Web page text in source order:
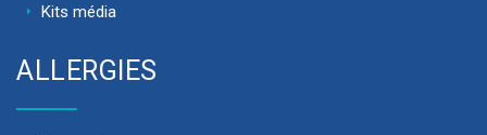
Kits média
ALLERGIES